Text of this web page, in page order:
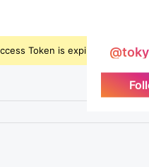
Token is expired, Go to